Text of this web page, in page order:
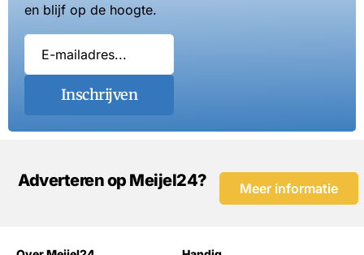
en blijf op de hoogte.
Inschrijven
Adverteren op Meijel24? Meer informatie